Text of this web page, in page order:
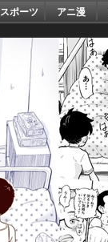
スポーツ アニ漫